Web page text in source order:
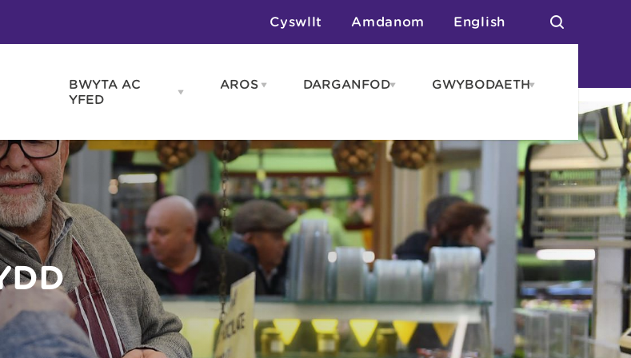
Cyswllt Amdanom English
BWYTA AC
YFED
Open
YFED
menu
Blas ar Gymru
Bwytai
Tafarndai a Bariau
Caffis a Delis
AROS Open
Gwestai
Hunan Arlwyo
Carafanau a Gwersylla
Rhagor o Leoedd
DARGANFODOpen
GWYBODAETHOpen